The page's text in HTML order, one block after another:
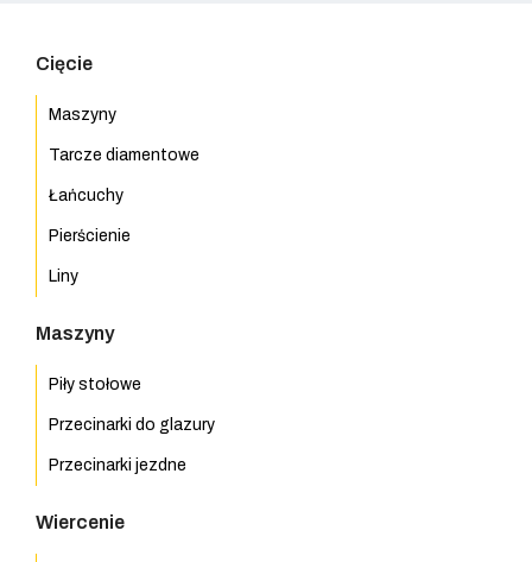
Cięcie
Maszyny
Tarcze diamentowe
Łańcuchy
Pierścienie
Liny
Maszyny
Piły stołowe
Przecinarki do glazury
Przecinarki jezdne
Wiercenie